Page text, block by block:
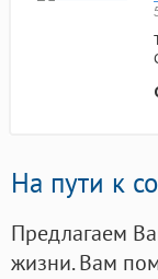
На пути к
Предлагаем
жизни. Вам